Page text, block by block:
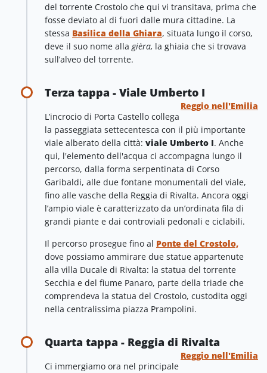
del torrente Crostolo che qui vi transitava, prima che
fosse deviato al di fuori dalle mura cittadine. La
stessa Basilica della Ghiara, situata lungo il corso,
deve il suo nome alla gièra, la ghiaia che si trovava
sull’alveo del torrente.
Terza tappa - Viale Umberto I
Reggio nell'Emilia
L’incrocio di Porta Castello collega
la passeggiata settecentesca con il più importante
viale alberato della città: viale Umberto I. Anche
qui, l'elemento dell'acqua ci accompagna lungo il
percorso, dalla forma serpentinata di Corso
Garibaldi, alle due fontane monumentali del viale,
fino alle vasche della Reggia di Rivalta. Ancora oggi
l’ampio viale è caratterizzato da un’ordinata fila di
grandi piante e dai controviali pedonali e ciclabili.
Il percorso prosegue fino al Ponte del Crostolo,
dove possiamo ammirare due statue appartenute
alla villa Ducale di Rivalta: la statua del torrente
Secchia e del fiume Panaro, parte della triade che
comprendeva la statua del Crostolo, custodita oggi
nella centralissima piazza Prampolini.
Quarta tappa - Reggia di Rivalta
Reggio nell'Emilia
Ci immergiamo ora nel principale